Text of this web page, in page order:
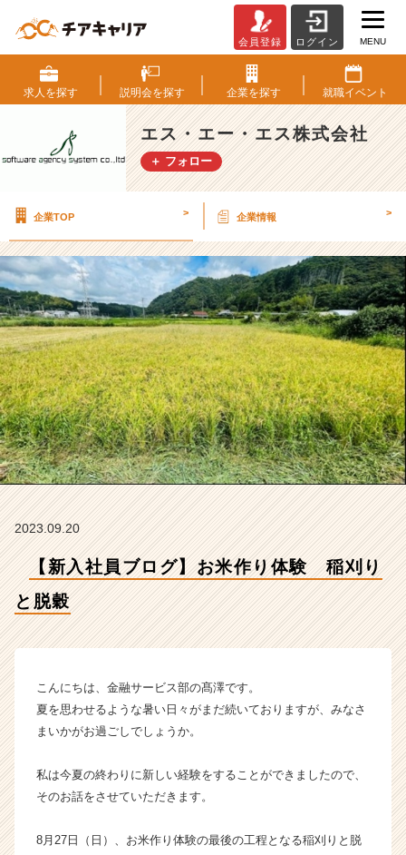
入
社
員
ロ
グ】
り
体
験
稲
刈
り
と
脱
穀
【エ
ス・
エ
ー・
エ
会
社
イ
ン】
|
ン
チ
成
会員登録 ログイン MENU
求人を探す 説明会を探す 企業を探す 就職イベント
エス・エー・エス株式会社
＋ フォロー
企業TOP > 企業情報 >
2023.09.20
【新入社員ブログ】お米作り体験 稲刈り
と脱穀
こんにちは、金融サービス部の髙澤です。
夏を思わせるような暑い日々がまだ続いておりますが、みなさ
まいかがお過ごしでしょうか。
私は今夏の終わりに新しい経験をすることができましたので、
そのお話をさせていただきます。
8月27日（日）、お米作り体験の最後の工程となる稲刈りと脱